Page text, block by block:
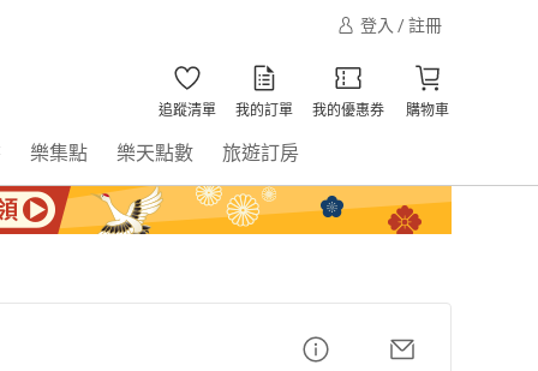
登入 / 註冊
追蹤清單 我的訂單 我的優惠券 購物車
樂集點 樂天點數 旅遊訂房